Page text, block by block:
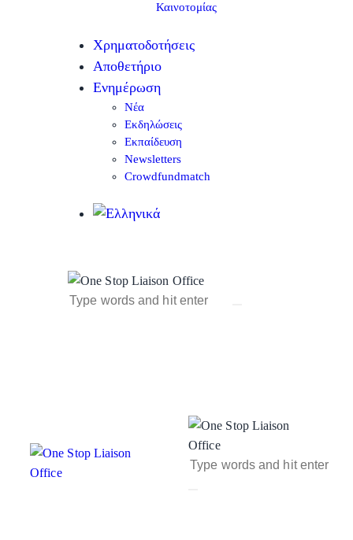
Καινοτομίας
Χρηματοδοτήσεις
Αποθετήριο
Ενημέρωση
Νέα
Εκδηλώσεις
Εκπαίδευση
Newsletters
Crowdfundmatch